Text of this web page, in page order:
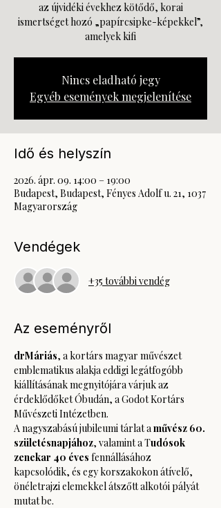
az újvidéki évekhez kötődő, korai
ismertséget hozó „papírcsipke-képekkel”,
amelyek kifi
Nincs eladható jegy
Egyéb események megjelenítése
Idő és helyszín
2026. ápr. 09. 14:00 – 19:00
Budapest, Budapest, Fényes Adolf u. 21, 1037
Magyarország
Vendégek
+35 további vendég
Az eseményről
drMáriás, a kortárs magyar művészet
emblematikus alakja eddigi legátfogóbb
kiállításának megnyitójára várjuk az
érdeklődőket Óbudán, a Godot Kortárs
Művészeti Intézetben.
A nagyszabású jubileumi tárlat a művész 60.
születésnapjához, valamint a Tudósok
zenekar 40 éves fennállásához
kapcsolódik, és egy korszakokon átívelő,
önéletrajzi elemekkel átszőtt alkotói pályát
mutat be.